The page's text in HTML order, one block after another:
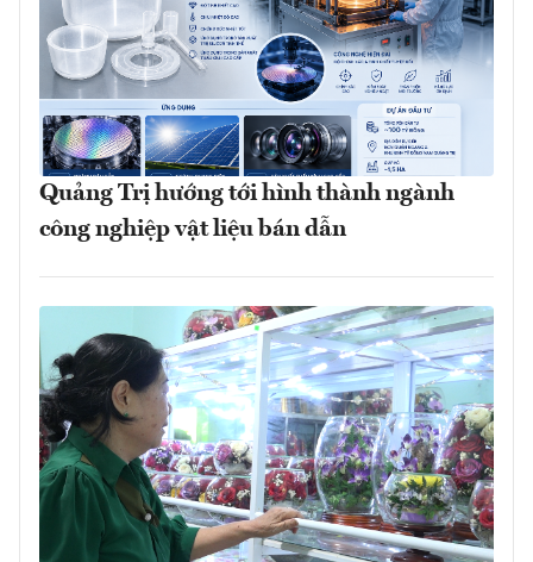
Quảng Trị hướng tới hình thành ngành
công nghiệp vật liệu bán dẫn